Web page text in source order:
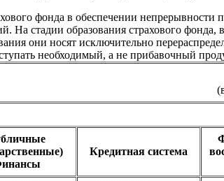
фонда в обеспечении непрерывности
На стадии образования страхового фонда,
они носят исключительно
необходимый, а не прибавочный
Кредитная система